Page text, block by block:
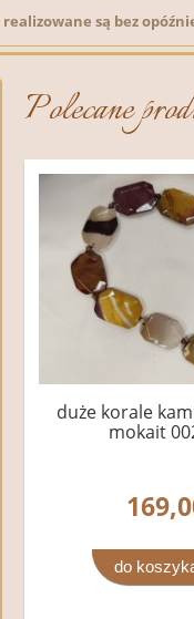
realizowane są bez
Polecane
duże korale
mokait
do